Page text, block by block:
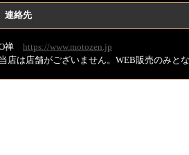
連絡先
禅 https://www.motozen.jp
店舗がございません。WEB販売のみとな